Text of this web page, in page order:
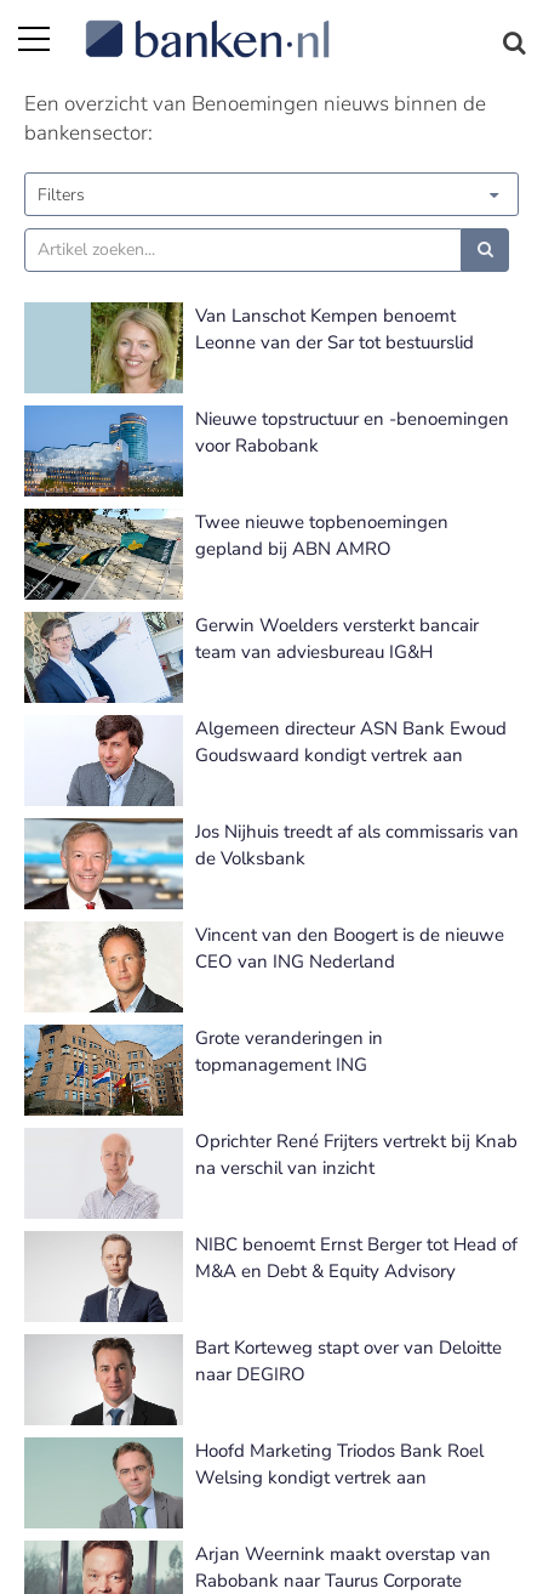
Benoemingen nieuws | Pagina 22
Een overzicht van Benoemingen nieuws binnen de
bankensector:
Filters
Van Lanschot Kempen benoemt
Leonne van der Sar tot bestuurslid
Nieuwe topstructuur en -benoemingen
voor Rabobank
Twee nieuwe topbenoemingen
gepland bij ABN AMRO
Gerwin Woelders versterkt bancair
team van adviesbureau IG&H
Algemeen directeur ASN Bank Ewoud
Goudswaard kondigt vertrek aan
Jos Nijhuis treedt af als commissaris van
de Volksbank
Vincent van den Boogert is de nieuwe
CEO van ING Nederland
Grote veranderingen in
topmanagement ING
Oprichter René Frijters vertrekt bij Knab
na verschil van inzicht
NIBC benoemt Ernst Berger tot Head of
M&A en Debt & Equity Advisory
Bart Korteweg stapt over van Deloitte
naar DEGIRO
Hoofd Marketing Triodos Bank Roel
Welsing kondigt vertrek aan
Arjan Weernink maakt overstap van
Rabobank naar Taurus Corporate